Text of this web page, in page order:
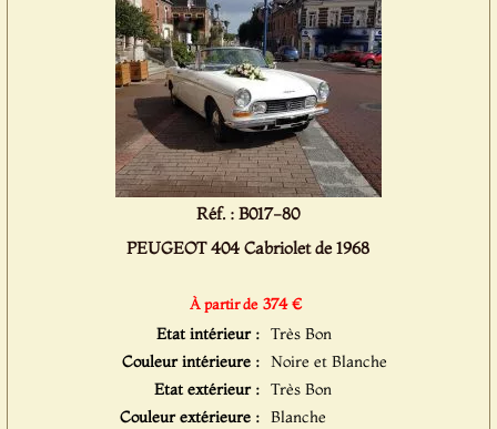
Réf. : B017-80
PEUGEOT 404 Cabriolet de 1968
À partir de 374 €
Etat intérieur : Très Bon
Couleur intérieure : Noire et Blanche
Etat extérieur : Très Bon
Couleur extérieure : Blanche